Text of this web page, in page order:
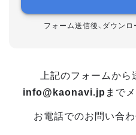
フォーム送信後、ダウン
上記のフォームから
info@kaonavi.jp まで
お電話でのお問い合